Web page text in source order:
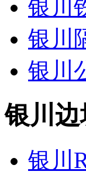
银川
银川
银川
银川边
银川